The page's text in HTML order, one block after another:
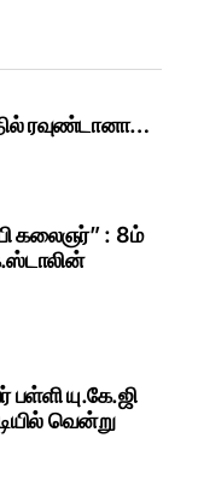
ரவுண்டானா…
கலைஞர்” : 8ம்
யு.கே.ஜி
வென்று